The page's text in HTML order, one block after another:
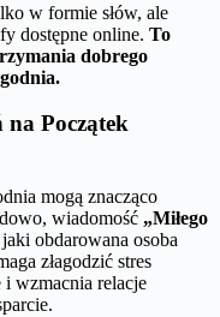
w formie słów, ale
dostępne online. To
dobrego
na Początek
mogą znacząco
wiadomość „Miłego
obdarowana osoba
złagodzić stres
wzmacnia relacje